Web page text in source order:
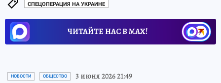
СПЕЦОПЕРАЦИЯ НА УКРАИНЕ
ЧИТАЙТЕ НАС В МАХ!
НОВОСТИ ОБЩЕСТВО 3 июня 2026 21:49